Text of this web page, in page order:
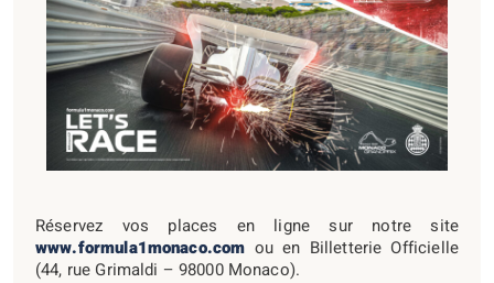
Réservez vos places en ligne sur notre site
www.formula1monaco.com ou en Billetterie Officielle
(44, rue Grimaldi – 98000 Monaco).